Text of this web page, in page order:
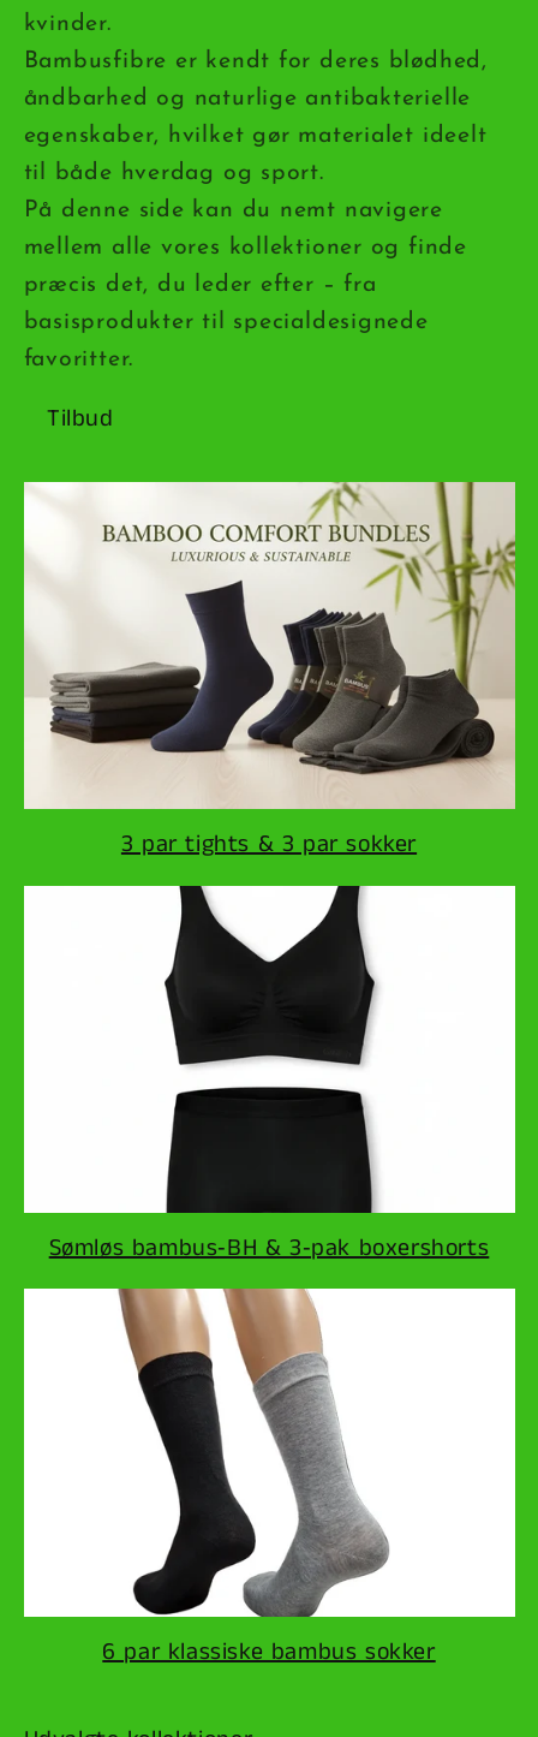
kvinder.
Bambusfibre er kendt for deres blødhed,
åndbarhed og naturlige antibakterielle
egenskaber, hvilket gør materialet ideelt
til både hverdag og sport.
På denne side kan du nemt navigere
mellem alle vores kollektioner og finde
præcis det, du leder efter – fra
basisprodukter til specialdesignede
favoritter.
Tilbud
3 par tights & 3 par sokker
Sømløs bambus‑BH & 3‑pak boxershorts
6 par klassiske bambus sokker